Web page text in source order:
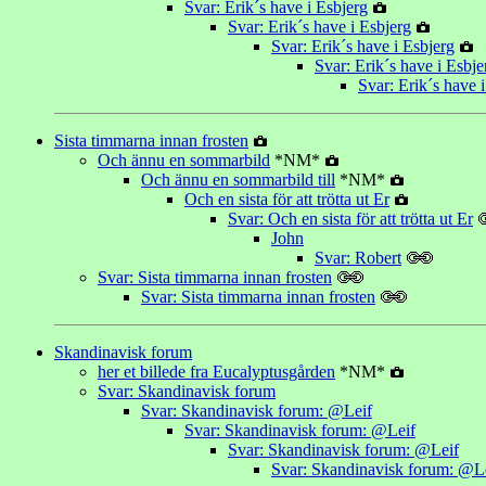
Svar: Erik´s have i Esbjerg
Svar: Erik´s have i Esbjerg
Svar: Erik´s have i Esbjerg
Svar: Erik´s have i
Svar: Erik´s have
Sista timmarna innan frosten
Och ännu en sommarbild *NM*
Och ännu en sommarbild till *NM*
Och en sista för att trötta ut Er
Svar: Och en sista för att trötta ut Er
John
Svar: Robert
Svar: Sista timmarna innan frosten
Svar: Sista timmarna innan frosten
Skandinavisk forum
her et billede fra Eucalyptusgården *NM*
Svar: Skandinavisk forum
Svar: Skandinavisk forum: @Leif
Svar: Skandinavisk forum: @Leif
Svar: Skandinavisk forum: @Leif
Svar: Skandinavisk forum: